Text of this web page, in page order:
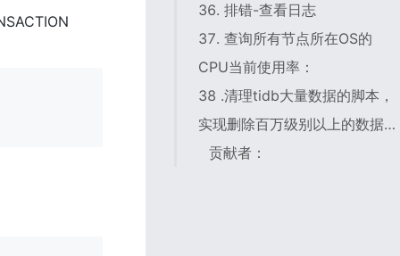
36. 排错-查看日志
37. 查询所有节点所在OS的
CPU当前使用率：
38 .清理tidb大量数据的脚本，
实现删除百万级别以上的数据，
而且不影响tidb正常使用
贡献者：